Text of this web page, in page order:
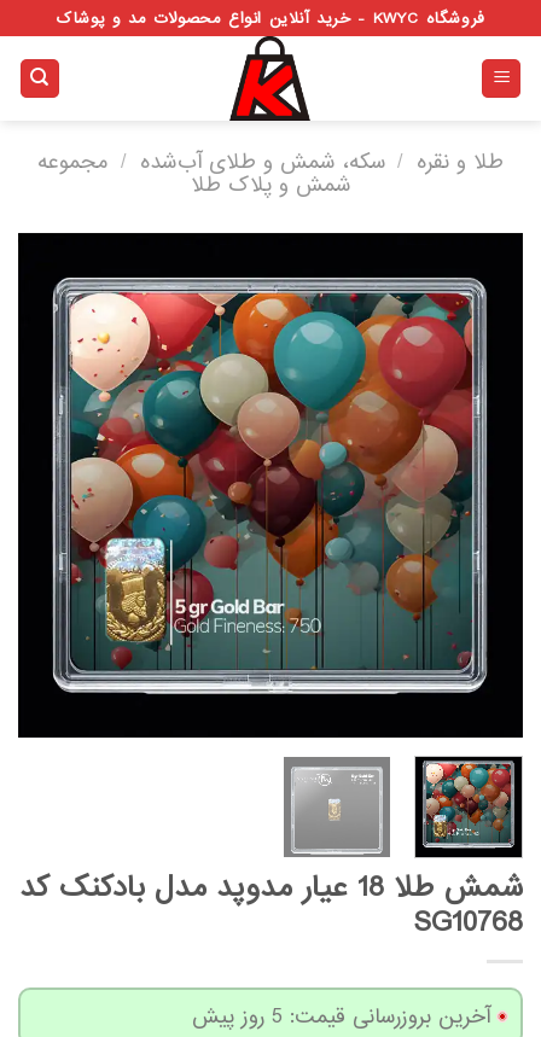
to
content
فروشگاه KWYC - خرید آنلاین انواع محصولات مد و پوشاک
طلا و نقره / سکه، شمش و طلای آب‌شده / مجموعه
شمش و پلاک طلا
شمش طلا 18 عیار مدوپد مدل بادکنک کد
SG10768
آخرین بروزرسانی قیمت: 5 روز پیش